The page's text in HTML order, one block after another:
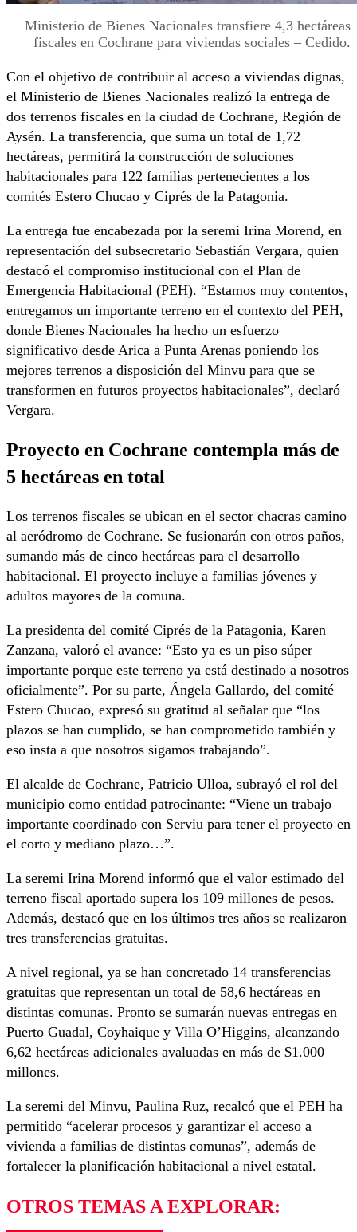
Ministerio de Bienes Nacionales transfiere 4,3 hectáreas
fiscales en Cochrane para viviendas sociales – Cedido.
Con el objetivo de contribuir al acceso a viviendas dignas,
el Ministerio de Bienes Nacionales realizó la entrega de
dos terrenos fiscales en la ciudad de Cochrane, Región de
Aysén. La transferencia, que suma un total de 1,72
hectáreas, permitirá la construcción de soluciones
habitacionales para 122 familias pertenecientes a los
comités Estero Chucao y Ciprés de la Patagonia.
La entrega fue encabezada por la seremi Irina Morend, en
representación del subsecretario Sebastián Vergara, quien
destacó el compromiso institucional con el Plan de
Emergencia Habitacional (PEH). “Estamos muy contentos,
entregamos un importante terreno en el contexto del PEH,
donde Bienes Nacionales ha hecho un esfuerzo
significativo desde Arica a Punta Arenas poniendo los
mejores terrenos a disposición del Minvu para que se
transformen en futuros proyectos habitacionales”, declaró
Vergara.
Proyecto en Cochrane contempla más de
5 hectáreas en total
Los terrenos fiscales se ubican en el sector chacras camino
al aeródromo de Cochrane. Se fusionarán con otros paños,
sumando más de cinco hectáreas para el desarrollo
habitacional. El proyecto incluye a familias jóvenes y
adultos mayores de la comuna.
La presidenta del comité Ciprés de la Patagonia, Karen
Zanzana, valoró el avance: “Esto ya es un piso súper
importante porque este terreno ya está destinado a nosotros
oficialmente”. Por su parte, Ángela Gallardo, del comité
Estero Chucao, expresó su gratitud al señalar que “los
plazos se han cumplido, se han comprometido también y
eso insta a que nosotros sigamos trabajando”.
El alcalde de Cochrane, Patricio Ulloa, subrayó el rol del
municipio como entidad patrocinante: “Viene un trabajo
importante coordinado con Serviu para tener el proyecto en
el corto y mediano plazo…”.
La seremi Irina Morend informó que el valor estimado del
terreno fiscal aportado supera los 109 millones de pesos.
Además, destacó que en los últimos tres años se realizaron
tres transferencias gratuitas.
A nivel regional, ya se han concretado 14 transferencias
gratuitas que representan un total de 58,6 hectáreas en
distintas comunas. Pronto se sumarán nuevas entregas en
Puerto Guadal, Coyhaique y Villa O’Higgins, alcanzando
6,62 hectáreas adicionales avaluadas en más de $1.000
millones.
La seremi del Minvu, Paulina Ruz, recalcó que el PEH ha
permitido “acelerar procesos y garantizar el acceso a
vivienda a familias de distintas comunas”, además de
fortalecer la planificación habitacional a nivel estatal.
OTROS TEMAS A EXPLORAR: